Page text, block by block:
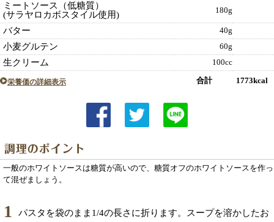
ミートソース（低糖質）
(サラヤロカボスタイル使用)
180g
バター 40g
小麦グルテン 60g
生クリーム 100cc
栄養価の詳細表示 合計 1773kcal
一般のホワイトソースは糖質が高いので、糖質オフのホワイトソースを作っ
て混ぜましょう。
1
パスタを袋のまま1/4の長さに折ります。スープを溶かしたお